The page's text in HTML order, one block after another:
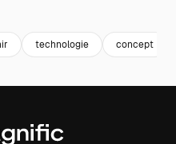
technologie concept